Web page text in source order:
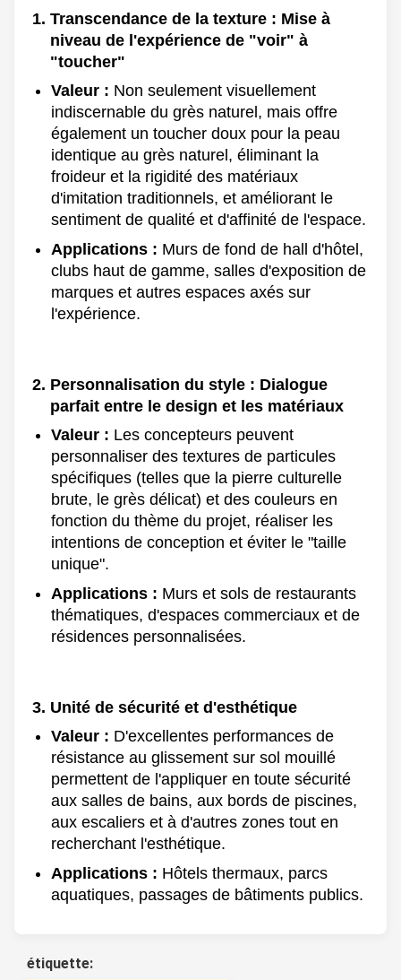
Transcendance de la texture : Mise à
niveau de l'expérience de "voir" à
"toucher"
Valeur : Non seulement visuellement
indiscernable du grès naturel, mais offre
également un toucher doux pour la peau
identique au grès naturel, éliminant la
froideur et la rigidité des matériaux
d'imitation traditionnels, et améliorant le
sentiment de qualité et d'affinité de l'espace.
Applications : Murs de fond de hall d'hôtel,
clubs haut de gamme, salles d'exposition de
marques et autres espaces axés sur
l'expérience.
Personnalisation du style : Dialogue
parfait entre le design et les matériaux
Valeur : Les concepteurs peuvent
personnaliser des textures de particules
spécifiques (telles que la pierre culturelle
brute, le grès délicat) et des couleurs en
fonction du thème du projet, réaliser les
intentions de conception et éviter le "taille
unique".
Applications : Murs et sols de restaurants
thématiques, d'espaces commerciaux et de
résidences personnalisées.
Unité de sécurité et d'esthétique
Valeur : D'excellentes performances de
résistance au glissement sur sol mouillé
permettent de l'appliquer en toute sécurité
aux salles de bains, aux bords de piscines,
aux escaliers et à d'autres zones tout en
recherchant l'esthétique.
Applications : Hôtels thermaux, parcs
aquatiques, passages de bâtiments publics.
étiquette: